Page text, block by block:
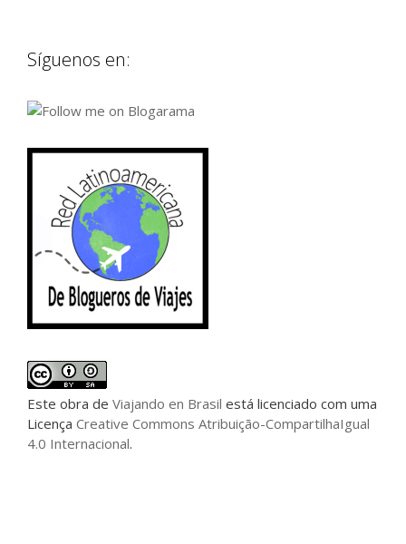
Síguenos en:
Este obra de Viajando en Brasil está licenciado com uma
Licença Creative Commons Atribuição-CompartilhaIgual
4.0 Internacional.